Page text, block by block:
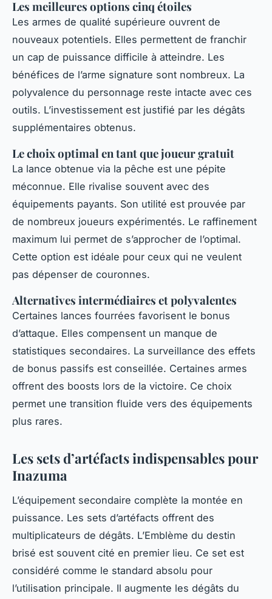
Les meilleures options cinq étoiles
Les armes de qualité supérieure ouvrent de
nouveaux potentiels. Elles permettent de franchir
un cap de puissance difficile à atteindre. Les
bénéfices de l’arme signature sont nombreux. La
polyvalence du personnage reste intacte avec ces
outils. L’investissement est justifié par les dégâts
supplémentaires obtenus.
Le choix optimal en tant que joueur gratuit
La lance obtenue via la pêche est une pépite
méconnue. Elle rivalise souvent avec des
équipements payants. Son utilité est prouvée par
de nombreux joueurs expérimentés. Le raffinement
maximum lui permet de s’approcher de l’optimal.
Cette option est idéale pour ceux qui ne veulent
pas dépenser de couronnes.
Alternatives intermédiaires et polyvalentes
Certaines lances fourrées favorisent le bonus
d’attaque. Elles compensent un manque de
statistiques secondaires. La surveillance des effets
de bonus passifs est conseillée. Certaines armes
offrent des boosts lors de la victoire. Ce choix
permet une transition fluide vers des équipements
plus rares.
Les sets d’artéfacts indispensables pour
Inazuma
L’équipement secondaire complète la montée en
puissance. Les sets d’artéfacts offrent des
multiplicateurs de dégâts. L’Emblème du destin
brisé est souvent cité en premier lieu. Ce set est
considéré comme le standard absolu pour
l’utilisation principale. Il augmente les dégâts du